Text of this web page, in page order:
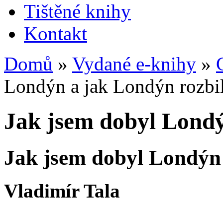
Tištěné knihy
Kontakt
Jste zde
Domů » Vydané e-knihy »
Londýn a jak Londýn
Jak jsem dobyl
Jak jsem dobyl
Vladimír Tala